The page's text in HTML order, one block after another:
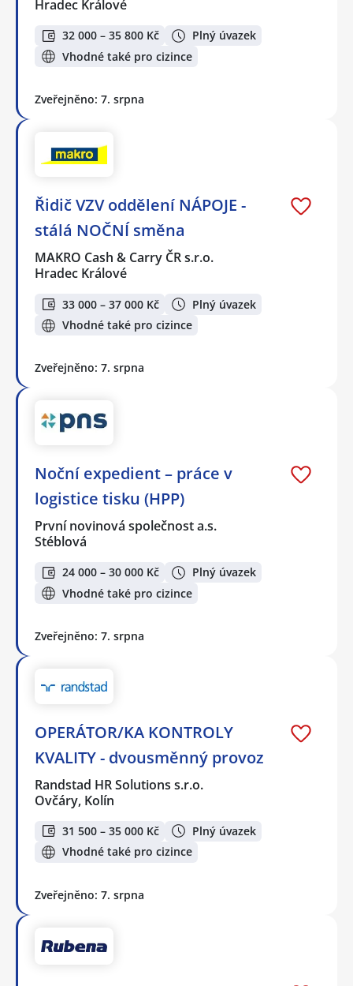
Hradec Králové
32 000 – 35 800 Kč
Plný úvazek
Vhodné také pro cizince
Zveřejněno: 7. srpna
Řidič VZV oddělení NÁPOJE -
stálá NOČNÍ směna
MAKRO Cash & Carry ČR s.r.o.
Hradec Králové
33 000 – 37 000 Kč
Plný úvazek
Vhodné také pro cizince
Zveřejněno: 7. srpna
Noční expedient – práce v
logistice tisku (HPP)
První novinová společnost a.s.
Stéblová
24 000 – 30 000 Kč
Plný úvazek
Vhodné také pro cizince
Zveřejněno: 7. srpna
OPERÁTOR/KA KONTROLY
KVALITY - dvousměnný provoz
Randstad HR Solutions s.r.o.
Ovčáry, Kolín
31 500 – 35 000 Kč
Plný úvazek
Vhodné také pro cizince
Zveřejněno: 7. srpna